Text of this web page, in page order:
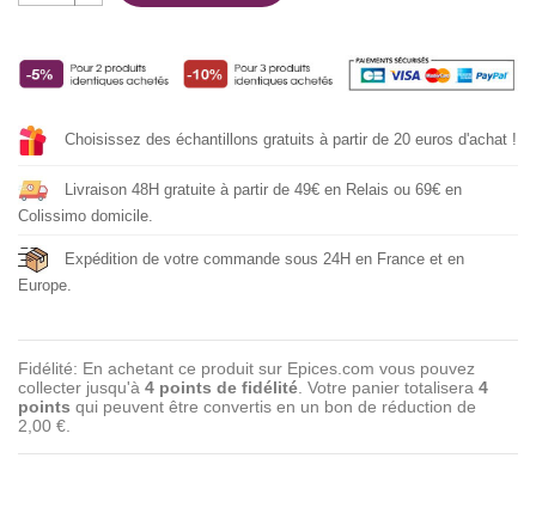
Choisissez des échantillons gratuits à partir de 20 euros d'achat !
Livraison 48H gratuite à partir de 49€ en Relais ou 69€ en
Colissimo domicile.
Expédition de votre commande sous 24H en France et en
Europe.
Fidélité: En achetant ce produit sur Epices.com vous pouvez
collecter jusqu'à 4 points de fidélité . Votre panier totalisera 4
points qui peuvent être convertis en un bon de réduction de
2,00 €